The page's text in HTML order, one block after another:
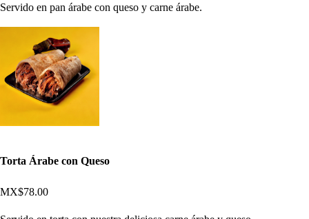
Servido en pan árabe con queso y carne árabe.
Torta Árabe con Queso
MX$78.00